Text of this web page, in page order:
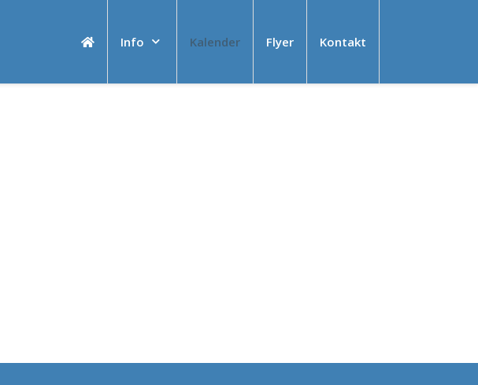
Info Kalender Flyer Kontakt